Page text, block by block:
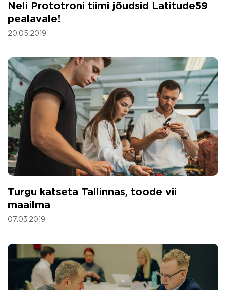
Neli Prototroni tiimi jõudsid Latitude59
pealavale!
20.05.2019
Turgu katseta Tallinnas, toode vii
maailma
07.03.2019